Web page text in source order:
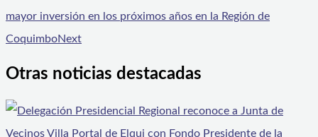
mayor inversión en los próximos años en la Región de
CoquimboNext
Otras noticias destacadas